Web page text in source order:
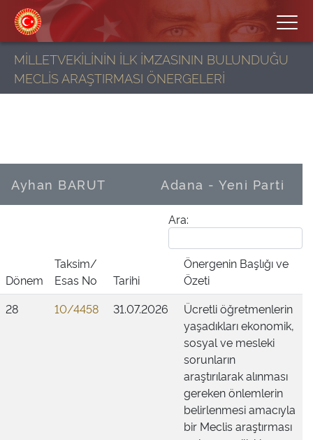
MİLLETVEKİLİNİN İLK İMZASININ BULUNDUĞU
MECLİS ARAŞTIRMASI ÖNERGELERİ
Ayhan BARUT Adana - Yeni Parti
Ara:
Dönem
Taksim/
Esas No
Tarihi
Önergenin Başlığı ve
Özeti
28
10/4458 31.07.2026
Ücretli öğretmenlerin
yaşadıkları ekonomik,
sosyal ve mesleki
sorunların
araştırılarak alınması
gereken önlemlerin
belirlenmesi amacıyla
bir Meclis araştırması